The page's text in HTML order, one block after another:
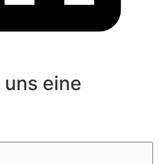
eine